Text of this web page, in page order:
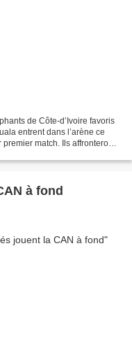
de Côte-d’Ivoire favoris
entrent dans l’arène ce
match. Ils affronteront
à fond